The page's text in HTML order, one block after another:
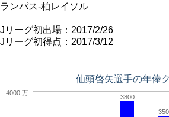
ランパス-柏レイソル
Jリーグ初出場：2017/2/26
Jリーグ初得点：2017/3/12
仙頭啓矢選手の年俸
3800
4000 万